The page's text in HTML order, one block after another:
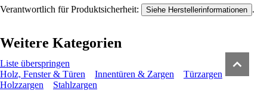
Verantwortlich für Produktsicherheit: Siehe Herstellerinformationen .
Weitere Kategorien
Liste überspringen
Holz, Fenster & Türen
Innentüren & Zargen
Türzargen
Holzzargen
Stahlzargen